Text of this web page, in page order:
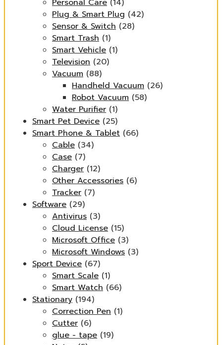
Personal Care (14)
Plug & Smart Plug (42)
Sensor & Switch (28)
Smart Trash (1)
Smart Vehicle (1)
Television (20)
Vacuum (88)
Handheld Vacuum (26)
Robot Vacuum (58)
Water Purifier (1)
Smart Pet Device (25)
Smart Phone & Tablet (66)
Cable (34)
Case (7)
Charger (12)
Other Accessories (6)
Tracker (7)
Software (29)
Antivirus (3)
Cloud License (15)
Microsoft Office (3)
Microsoft Windows (3)
Sport Device (67)
Smart Scale (1)
Smart Watch (66)
Stationary (194)
Correction Pen (1)
Cutter (6)
glue - tape (19)